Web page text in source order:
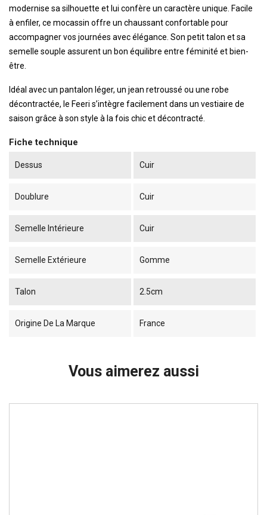
modernise sa silhouette et lui confère un caractère unique. Facile
à enfiler, ce mocassin offre un chaussant confortable pour
accompagner vos journées avec élégance. Son petit talon et sa
semelle souple assurent un bon équilibre entre féminité et bien-
être.
Idéal avec un pantalon léger, un jean retroussé ou une robe
décontractée, le Feeri s’intègre facilement dans un vestiaire de
saison grâce à son style à la fois chic et décontracté.
Fiche technique
Dessus Cuir
Doublure Cuir
Semelle Intérieure Cuir
Semelle Extérieure Gomme
Talon 2.5cm
Origine De La Marque France
Vous aimerez aussi